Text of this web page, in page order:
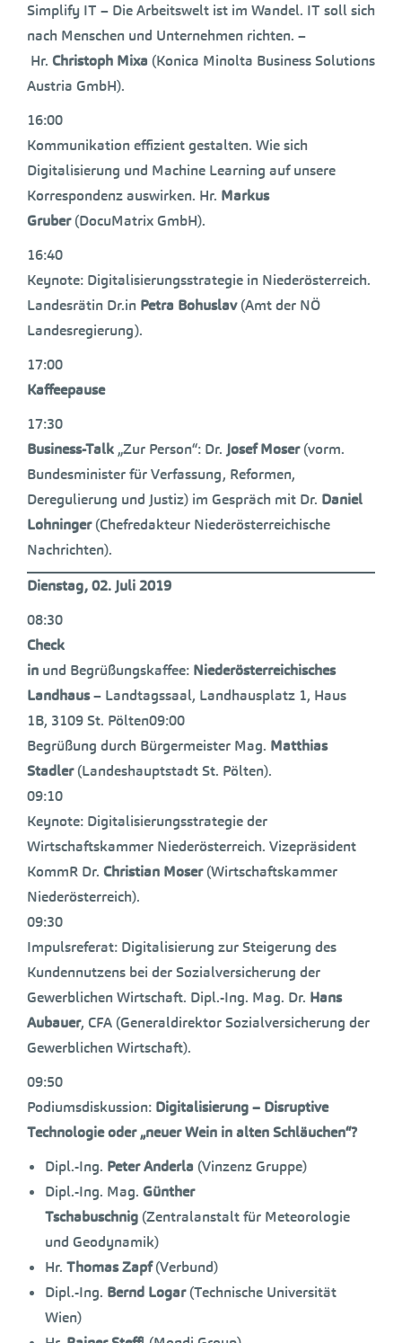
Simplify IT – Die Arbeitswelt ist im Wandel. IT soll sich
nach Menschen und Unternehmen richten. –
Hr. Christoph Mixa (Konica Minolta Business Solutions
Austria GmbH).
16:00
Kommunikation effizient gestalten. Wie sich
Digitalisierung und Machine Learning auf unsere
Korrespondenz auswirken. Hr. Markus
Gruber(DocuMatrix GmbH).
16:40
Keynote: Digitalisierungsstrategie in Niederösterreich.
Landesrätin Dr.in Petra Bohuslav(Amt der NÖ
Landesregierung).
17:00
Kaffeepause
17:30
Business-Talk „Zur Person“: Dr. Josef Moser(vorm.
Bundesminister für Verfassung, Reformen,
Deregulierung und Justiz) im Gespräch mit Dr. Daniel
Lohninger(Chefredakteur Niederösterreichische
Nachrichten).
Dienstag, 02. Juli 2019
08:30
Check
in und Begrüßungskaffee: Niederösterreichisches
Landhaus– Landtagssaal, Landhausplatz 1, Haus
1B, 3109 St. Pölten09:00
Begrüßung durch Bürgermeister Mag. Matthias
Stadler(Landeshauptstadt St. Pölten).
09:10
Keynote: Digitalisierungsstrategie der
Wirtschaftskammer Niederösterreich. Vizepräsident
KommR Dr. Christian Moser(Wirtschaftskammer
Niederösterreich).
09:30
Impulsreferat: Digitalisierung zur Steigerung des
Kundennutzens bei der Sozialversicherung der
Gewerblichen Wirtschaft. Dipl.-Ing. Mag. Dr. Hans
Aubauer, CFA (Generaldirektor Sozialversicherung der
Gewerblichen Wirtschaft).
09:50
Podiumsdiskussion: Digitalisierung – Disruptive
Technologie oder „neuer Wein in alten Schläuchen“?
Dipl.-Ing. Peter Anderla (Vinzenz Gruppe)
Dipl.-Ing. Mag. Günther
Tschabuschnig (Zentralanstalt für Meteorologie
und Geodynamik)
Hr. Thomas Zapf(Verbund)
Dipl.-Ing. Bernd Logar(Technische Universität
Wien)